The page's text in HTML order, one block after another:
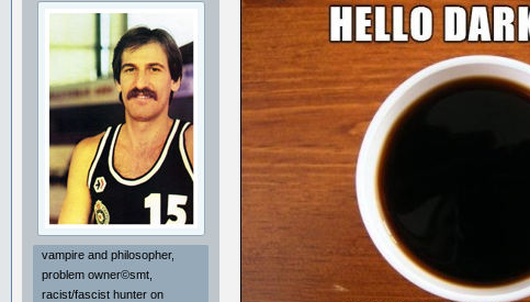
vampire and philosopher,
problem owner©smt,
racist/fascist hunter on